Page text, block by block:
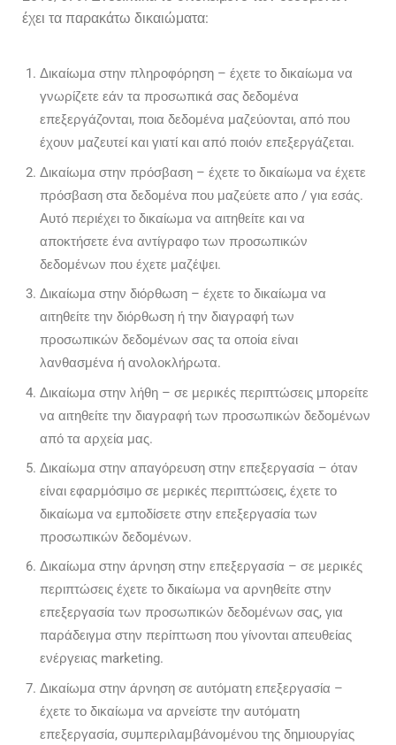
έχει τα παρακάτω δικαιώματα:
Δικαίωμα στην πληροφόρηση – έχετε το δικαίωμα να
γνωρίζετε εάν τα προσωπικά σας δεδομένα
επεξεργάζονται, ποια δεδομένα μαζεύονται, από που
έχουν μαζευτεί και γιατί και από ποιόν επεξεργάζεται.
Δικαίωμα στην πρόσβαση – έχετε το δικαίωμα να έχετε
πρόσβαση στα δεδομένα που μαζεύετε απο / για εσάς.
Αυτό περιέχει το δικαίωμα να αιτηθείτε και να
αποκτήσετε ένα αντίγραφο των προσωπικών
δεδομένων που έχετε μαζέψει.
Δικαίωμα στην διόρθωση – έχετε το δικαίωμα να
αιτηθείτε την διόρθωση ή την διαγραφή των
προσωπικών δεδομένων σας τα οποία είναι
λανθασμένα ή ανολοκλήρωτα.
Δικαίωμα στην λήθη – σε μερικές περιπτώσεις μπορείτε
να αιτηθείτε την διαγραφή των προσωπικών δεδομένων
από τα αρχεία μας.
Δικαίωμα στην απαγόρευση στην επεξεργασία – όταν
είναι εφαρμόσιμο σε μερικές περιπτώσεις, έχετε το
δικαίωμα να εμποδίσετε στην επεξεργασία των
προσωπικών δεδομένων.
Δικαίωμα στην άρνηση στην επεξεργασία – σε μερικές
περιπτώσεις έχετε το δικαίωμα να αρνηθείτε στην
επεξεργασία των προσωπικών δεδομένων σας, για
παράδειγμα στην περίπτωση που γίνονται απευθείας
ενέργειας marketing.
Δικαίωμα στην άρνηση σε αυτόματη επεξεργασία –
έχετε το δικαίωμα να αρνείστε την αυτόματη
επεξεργασία, συμπεριλαμβάνομένου της δημιουργίας